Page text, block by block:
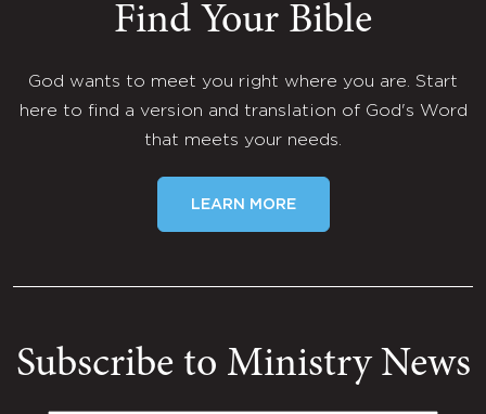
Find Your Bible
God wants to meet you right where you are. Start
here to find a version and translation of God's Word
that meets your needs.
LEARN MORE
Subscribe to Ministry News